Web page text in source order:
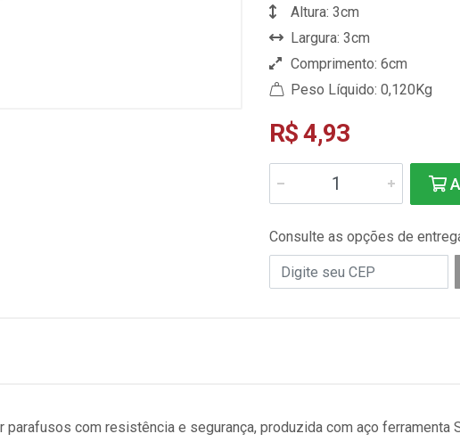
Altura: 3cm
Largura: 3cm
Comprimento: 6cm
Peso Líquido: 0,120Kg
R$ 4,93
Consulte as opções de
parafusos com resistência e segurança, produzida com aço ferramenta